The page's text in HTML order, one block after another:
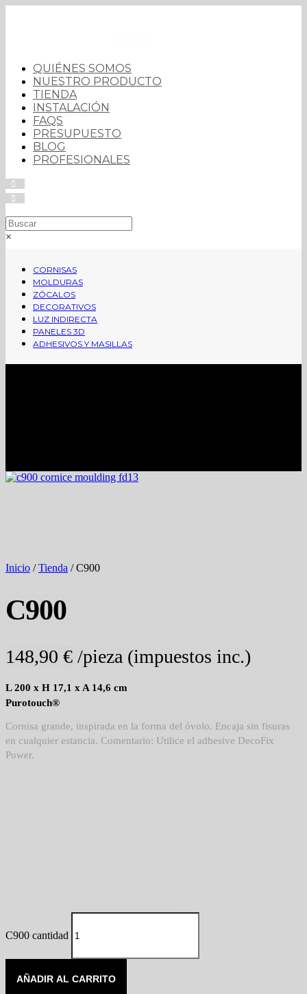
QUIÉNES SOMOS
NUESTRO PRODUCTO
TIENDA
INSTALACIÓN
FAQS
PRESUPUESTO
BLOG
PROFESIONALES
×
CORNISAS
MOLDURAS
ZÓCALOS
DECORATIVOS
LUZ INDIRECTA
PANELES 3D
ADHESIVOS Y MASILLAS
Inicio /Tienda /C900
C900
148,90 € /pieza (impuestos inc.)
L 200 x H 17,1 x A 14,6 cm
Purotouch®
Cornisa grande, inspirada en la forma del óvolo. Encaja sin fisuras
en cualquier estancia. Comentario: Utilice el adhesive DecoFix
Power.
C900 cantidad
AÑADIR AL CARRITO